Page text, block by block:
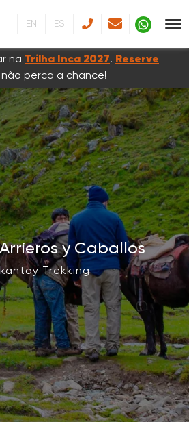
na Trilha Inca 2027. Reserve
não perca a chance!
EN ES
y Caballos
Trekking